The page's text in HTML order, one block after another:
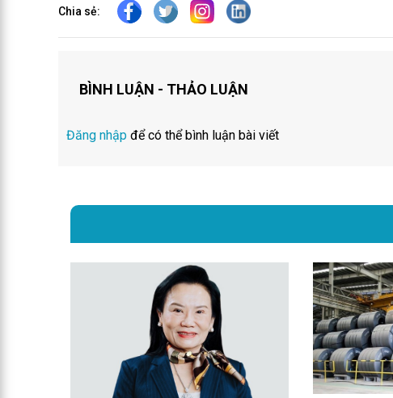
Chia sẻ:
BÌNH LUẬN - THẢO LUẬN
Đăng nhập để có thể bình luận bài viết